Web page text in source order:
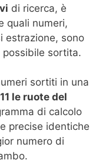
di ricerca, è
quali numeri,
estrazione, sono
sortita.
sortiti in una
11 le ruote del
di calcolo
precise identiche
numero di